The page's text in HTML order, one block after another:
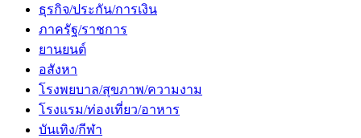
ธุรกิจ/ประกัน/การเงิน
ภาครัฐ/ราชการ
ยานยนต์
อสังหา
โรงพยบาล/สุขภาพ/ความงาม
โรงแรม/ท่องเที่ยว/อาหาร
บันเทิง/กีฬา